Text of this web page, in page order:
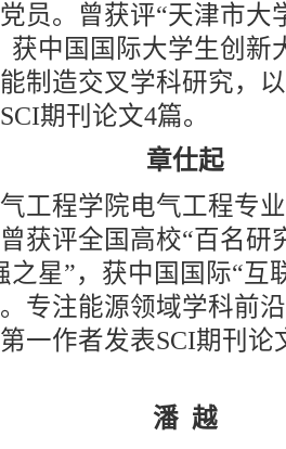
员。曾获评“天津市大
获中国国际大学生创新
制造交叉学科研究，
期刊论文4篇。
章仕起
程学院电气工程专业
获评全国高校“百名研
之星”，获中国国际“互
专注能源领域学科前
一作者发表SCI期刊论
潘 越